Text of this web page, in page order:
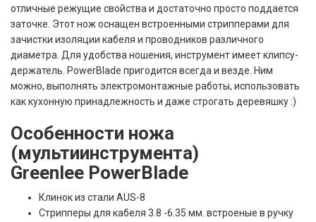
отличные режущие свойства и достаточно просто поддается
заточке. Этот нож оснащен встроенными стрипперами для
зачистки изоляции кабеля и проводников различного
диаметра. Для удобства ношения, инструмент имеет клипсу-
держатель. PowerBlade пригодится всегда и везде. Ним
можно, выполнять электромонтажные работы, использовать
как кухонную принадлежность и даже строгать деревяшку :)
Особенности ножа
(мультиинструмента)
Greenlee PowerBlade
Клинок из стали AUS-8
Cтрипперы для кабеля 3.8 -6.35 мм. встроеные в ручку